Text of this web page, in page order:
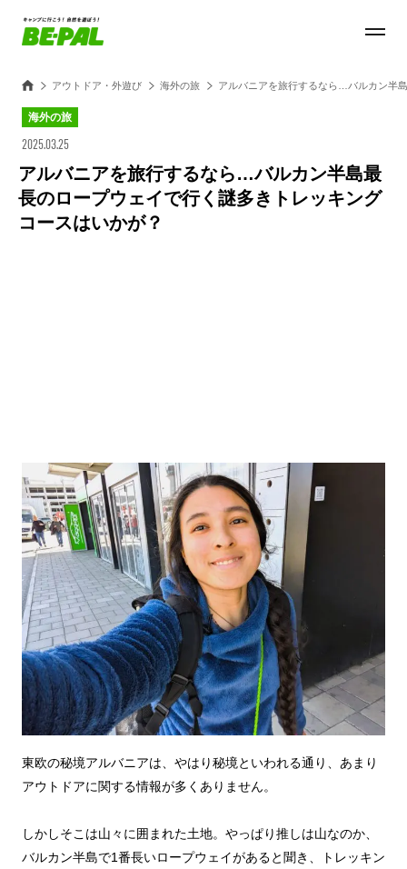
アウトドア・外遊び 海外の旅 アルバニアを旅行するなら…バルカン半
海外の旅
2025.03.25
アルバニアを旅行するなら…バルカン半島最
長のロープウェイで行く謎多きトレッキング
コースはいかが？
東欧の秘境アルバニアは、やはり秘境といわれる通り、あまり
アウトドアに関する情報が多くありません。
しかしそこは山々に囲まれた土地。やっぱり推しは山なのか、
バルカン半島で1番長いロープウェイがあると聞き、トレッキン